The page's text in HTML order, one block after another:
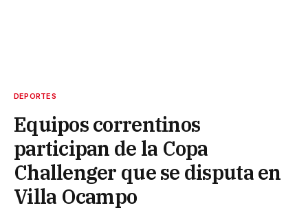
DEPORTES
Equipos correntinos
participan de la Copa
Challenger que se disputa en
Villa Ocampo